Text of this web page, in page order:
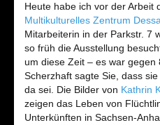
Heute habe ich vor der Arbeit
Multikulturelles Zentrum
Mitarbeiterin in der Parkstr. 7
so früh die Ausstellung
um diese Zeit – es war gegen
Scherzhaft sagte Sie, dass
da sei. Die Bilder von Kathrin
zeigen das Leben von
Unterkünften in Sachsen-